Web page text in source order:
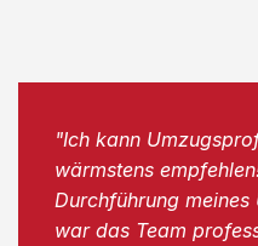
"Ich kann
wärmstens
Durchführung
war das Team